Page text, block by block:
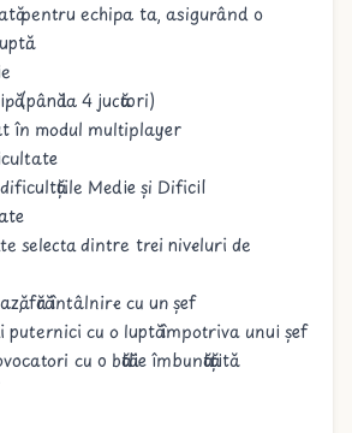
pentru echipa ta, asigurând o
(până la 4 jucători)
în modul multiplayer
Medie și Dificil
selecta dintre trei niveluri de
fără întâlnire cu un șef
puternici cu o luptă împotriva unui șef
cu o bătălie îmbunătățită